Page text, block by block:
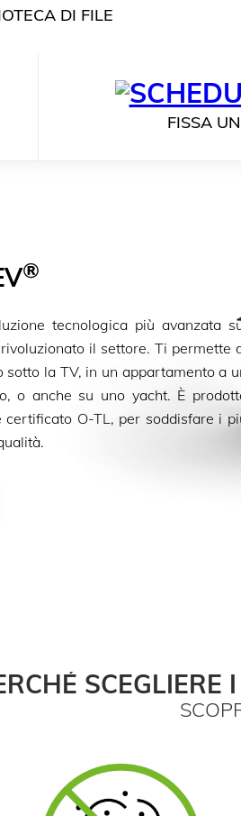
DI FILE
FISSA
®
tecnologica più avanzata
il settore. Ti permette
la TV, in un appartamento a
o anche su uno yacht. È
O-TL, per soddisfare i